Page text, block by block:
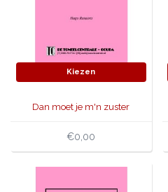
Kiezen
Dan moet je m'n zuster
€0,00